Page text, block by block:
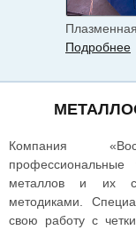
Подробнее
Компания
металлов и их
методиками.
свою работу с